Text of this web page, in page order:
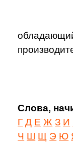
Слова,
Г Д Е Ж З И
Ч Ш Щ Э Ю